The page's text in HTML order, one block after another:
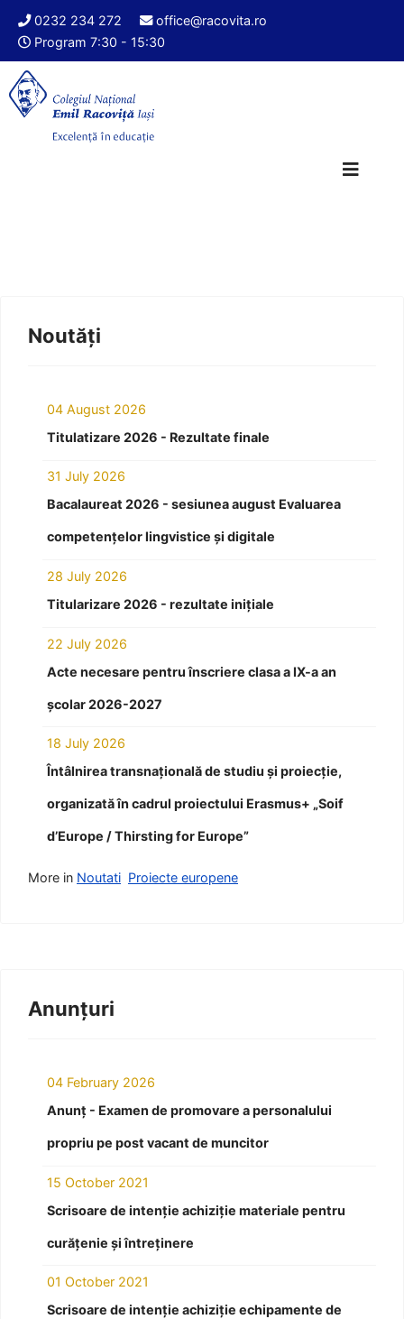
0232 234 272
office@racovita.ro
Program 7:30 - 15:30
Noutăți
04 August 2026
Titulatizare 2026 - Rezultate finale
31 July 2026
Bacalaureat 2026 - sesiunea august Evaluarea
competențelor lingvistice și digitale
28 July 2026
Titularizare 2026 - rezultate inițiale
22 July 2026
Acte necesare pentru înscriere clasa a IX-a an
școlar 2026-2027
18 July 2026
Întâlnirea transnațională de studiu și proiecție,
organizată în cadrul proiectului Erasmus+ „Soif
d’Europe / Thirsting for Europe”
More in Noutati Proiecte europene
Anunțuri
04 February 2026
Anunț - Examen de promovare a personalului
propriu pe post vacant de muncitor
15 October 2021
Scrisoare de intenție achiziție materiale pentru
curățenie și întreținere
01 October 2021
Scrisoare de intenție achiziție echipamente de